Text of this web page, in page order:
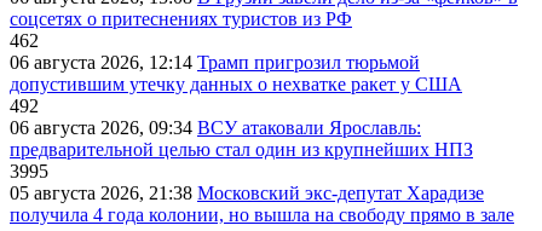
соцсетях о притеснениях туристов из РФ
462
06 августа 2026, 12:14 Трамп пригрозил тюрьмой
допустившим утечку данных о нехватке ракет у США
492
06 августа 2026, 09:34 ВСУ атаковали Ярославль:
предварительной целью стал один из крупнейших НПЗ
3995
05 августа 2026, 21:38 Московский экс-депутат Харадизе
получила 4 года колонии, но вышла на свободу прямо в зале